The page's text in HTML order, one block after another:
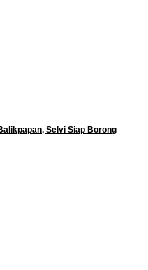
Selvi Siap Borong